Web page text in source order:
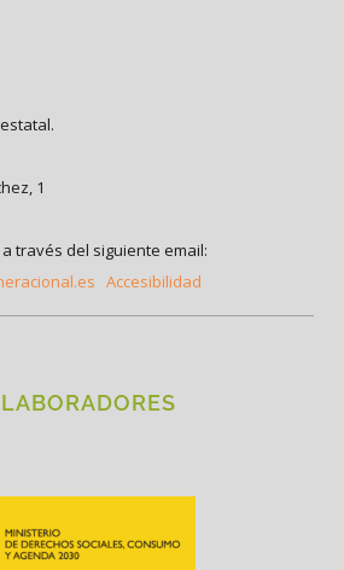
1
través del siguiente email:
Accesibilidad